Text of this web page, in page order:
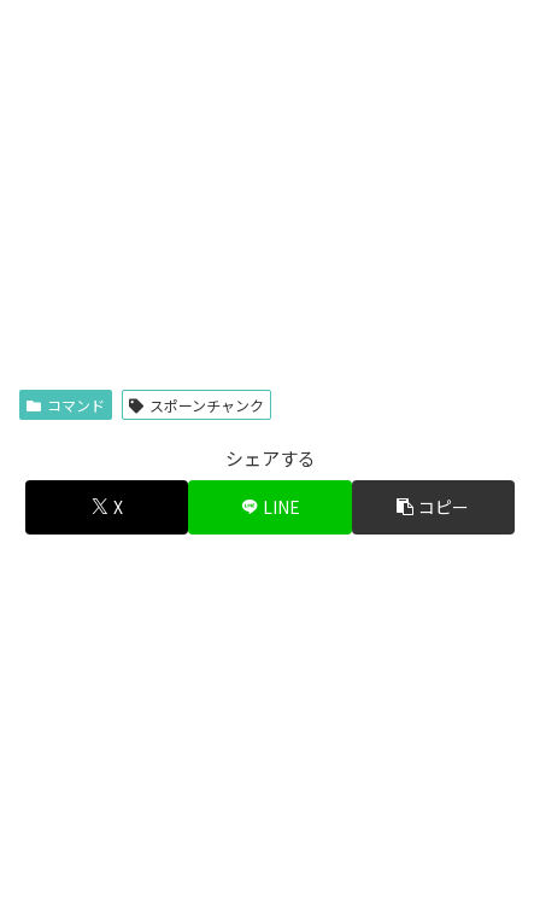
コマンド スポーンチャンク
シェアする
X LINE コピー